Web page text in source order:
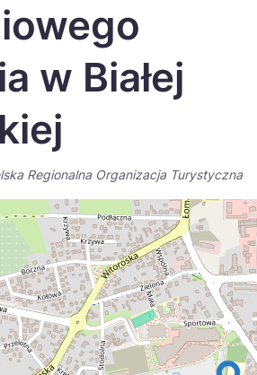
w Białej
Regionalna Organizacja Turystyczna